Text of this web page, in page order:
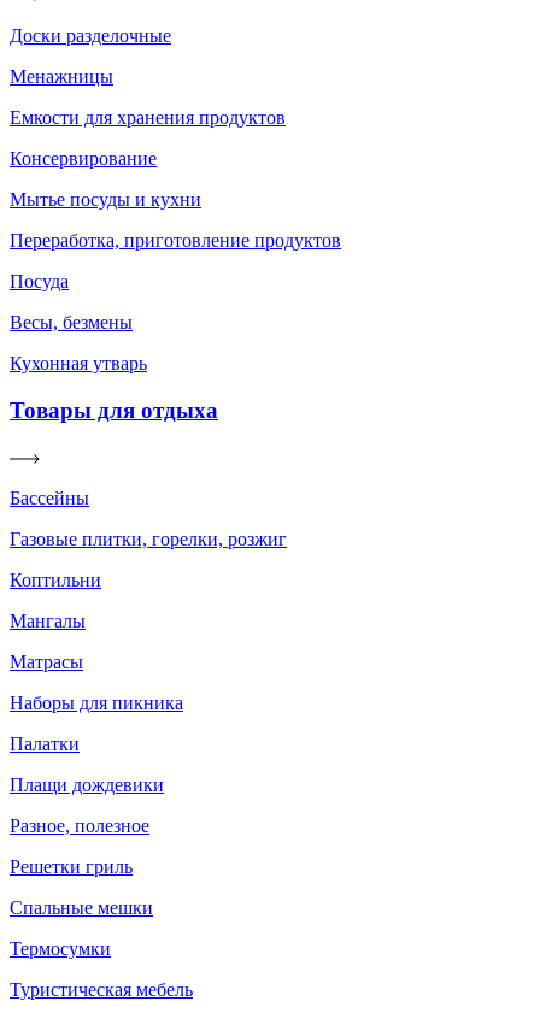
Доски разделочные
Менажницы
Емкости для хранения продуктов
Консервирование
Мытье посуды и кухни
Переработка, приготовление продуктов
Посуда
Весы, безмены
Кухонная утварь
Товары для отдыха
Бассейны
Газовые плитки, горелки, розжиг
Коптильни
Мангалы
Матрасы
Наборы для пикника
Палатки
Плащи дождевики
Разное, полезное
Решетки гриль
Спальные мешки
Термосумки
Туристическая мебель